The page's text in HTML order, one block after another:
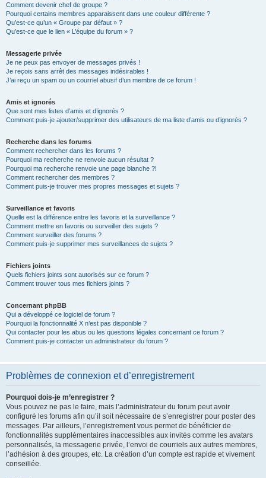
Comment devenir chef de groupe ?
Pourquoi certains membres apparaissent dans une couleur différente ?
Qu’est-ce qu’un « Groupe par défaut » ?
Qu’est-ce que le lien « L’équipe du forum » ?
Messagerie privée
Je ne peux pas envoyer de messages privés !
Je reçois sans arrêt des messages indésirables !
J’ai reçu un spam ou un courriel abusif d’un membre de ce forum !
Amis et ignorés
Que sont mes listes d’amis et d’ignorés ?
Comment puis-je ajouter/supprimer des utilisateurs de ma liste d’amis ou d’ignorés ?
Recherche dans les forums
Comment rechercher dans les forums ?
Pourquoi ma recherche ne renvoie aucun résultat ?
Pourquoi ma recherche renvoie une page blanche ?!
Comment rechercher des membres ?
Comment puis-je trouver mes propres messages et sujets ?
Surveillance et favoris
Quelle est la différence entre les favoris et la surveillance ?
Comment mettre en favoris ou surveiller des sujets ?
Comment surveiller des forums ?
Comment puis-je supprimer mes surveillances de sujets ?
Fichiers joints
Quels fichiers joints sont autorisés sur ce forum ?
Comment trouver tous mes fichiers joints ?
Concernant phpBB
Qui a développé ce logiciel de forum ?
Pourquoi la fonctionnalité X n’est pas disponible ?
Qui contacter pour les abus ou les questions légales concernant ce forum ?
Comment puis-je contacter un administrateur du forum ?
Problèmes de connexion et d’enregistrement
Pourquoi dois-je m’enregistrer ?
Vous pouvez ne pas le faire, mais l’administrateur du forum peut avoir
configuré les forums afin qu’il soit nécessaire de s’enregistrer pour poster des
messages. Par ailleurs, l’enregistrement vous permet de bénéficier de
fonctionnalités supplémentaires inaccessibles aux invités comme les avatars
personnalisés, la messagerie privée, l’envoi de courriels aux autres membres,
l’adhésion à des groupes, etc. La création d’un compte est rapide et vivement
conseillée.